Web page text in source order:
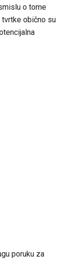
o tome
tvrtke obično su
poruku za